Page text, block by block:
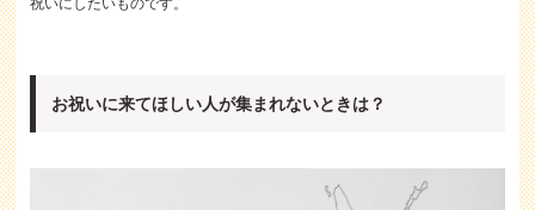
祝いにしたいものです。
お祝いに来てほしい人が集まれないときは？